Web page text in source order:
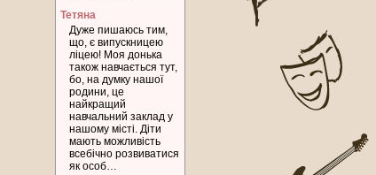
Тетяна
Дуже пишаюсь тим,
що, є випускницею
ліцею! Моя донька
також навчається тут,
бо, на думку нашої
родини, це
найкращий
навчальний заклад у
нашому місті. Діти
мають можливість
всебічно розвиватися
як особ…